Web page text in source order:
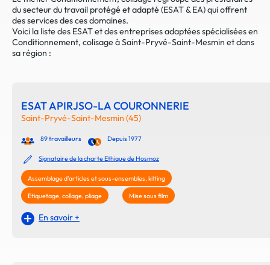
du secteur du travail protégé et adapté (ESAT & EA) qui offrent
des services des ces domaines.
Voici la liste des ESAT et des entreprises adaptées spécialisées en
Conditionnement, colisage à Saint-Pryvé-Saint-Mesmin et dans
sa région :
ESAT APIRJSO-LA COURONNERIE
Saint-Pryvé-Saint-Mesmin (45)
89 travailleurs Depuis 1977
Signataire de la charte Ethique de Hosmoz
Assemblage d'articles et sous-ensembles, kitting
Etiquetage, collage, pliage Mise sous film
En savoir +